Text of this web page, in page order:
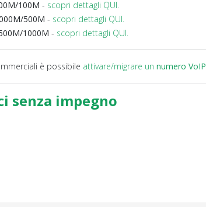
100M - scopri dettagli QUI.
500M - scopri dettagli QUI.
1000M - scopri dettagli QUI.
è possibile attivare/migrare un numero VoIP
senza impegno